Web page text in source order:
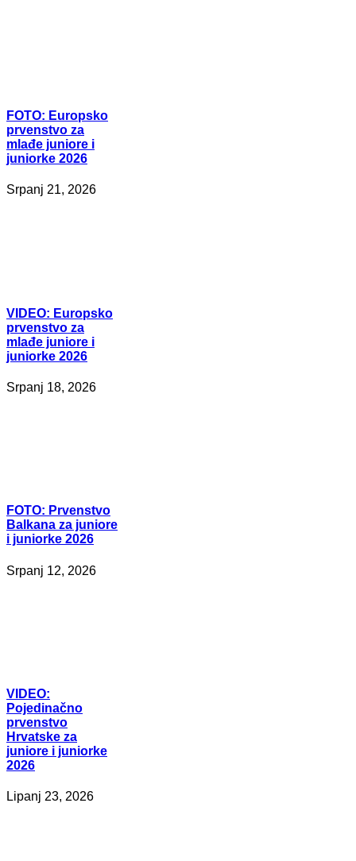
FOTO: Europsko
prvenstvo za
mlađe juniore i
juniorke 2026
Srpanj 21, 2026
VIDEO: Europsko
prvenstvo za
mlađe juniore i
juniorke 2026
Srpanj 18, 2026
FOTO: Prvenstvo
Balkana za juniore
i juniorke 2026
Srpanj 12, 2026
VIDEO:
Pojedinačno
prvenstvo
Hrvatske za
juniore i juniorke
2026
Lipanj 23, 2026